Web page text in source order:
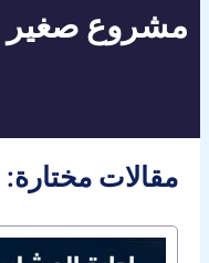
:مقالات مختارة